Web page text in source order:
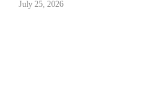
July 25, 2026